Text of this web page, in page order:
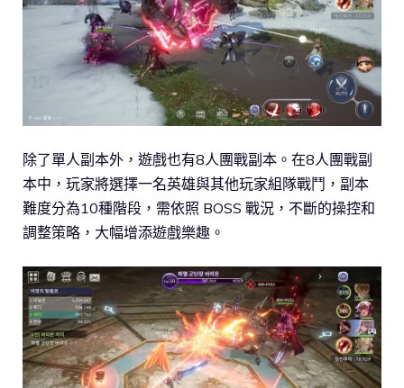
除了單人副本外，遊戲也有8人團戰副本。在8人團戰副
本中，玩家將選擇一名英雄與其他玩家組隊戰鬥，副本
難度分為10種階段，需依照 BOSS 戰況，不斷的操控和
調整策略，大幅增添遊戲樂趣。